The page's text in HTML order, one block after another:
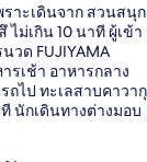
ราะเดินจาก สวนสนุก
ม่เกิน 10 นาที ผู้เข้า
วด FUJIYAMA
รเช้า อาหารกลาง
ถไป ทะเลสาบคาวากุ
นักเดินทางต่างมอบ